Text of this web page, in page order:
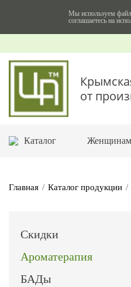
от
Каталог Женщинам
Главная Каталог продукции
Скидки
Ароматерапия
БАДы
Мы используем
соглашаетесь на